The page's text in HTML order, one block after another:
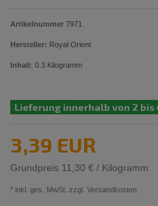
Artikelnummer 7971
Hersteller: Royal Orient
Inhalt: 0.3 Kilogramm
Lieferung innerhalb von 2 bis
3,39 EUR
Grundpreis 11,30 € / Kilogramm
* inkl. ges. MwSt. zzgl. Versandkosten